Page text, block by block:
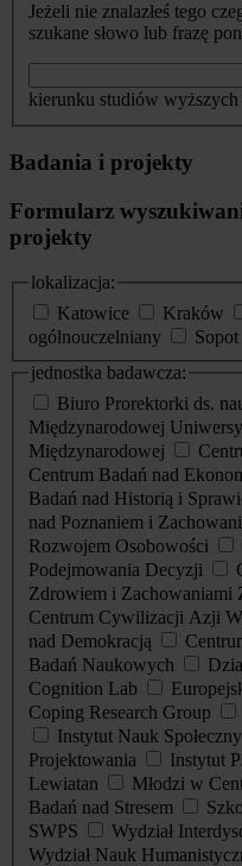
Jeżeli nie znalazłeś tego
szukane słowo lub frazę
kierunku studiów
Badania i projekty
Formularz
projekty
lokalizacja:
Katowice
Kraków
ogólnouczelniany
Sopot
jednostka badawcza:
Biuro Prorektorki ds.
Międzynarodowej
Międzynarodowej
Centrum Badań nad
Badań nad Historią i
nad Poznaniem i
Rozwojem Osobowości
Podejmowania Decyzji
Zdrowiem i
Centrum Cywilizacji Azji
nad Demokracją
Badań Naukowych
Cognition Lab
Coping Research Group
Instytut Nauk
Projektowania
Instytut
Lewiatan
Młodzi w
Badań nad Stresem
SWPS
Wydział
Wydział Nauk